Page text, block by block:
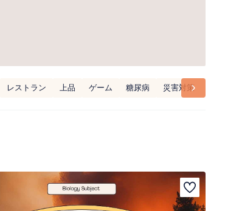
レストラン 上品 ゲーム 糖尿病 災害対策